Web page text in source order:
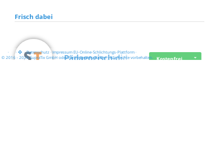
Frisch dabei
Pädagogisch-did… Kostenfrei
· · ·Datenschutz·Impressum EU-Online-Schlichtungs-Plattform·
© 2016 - 2026 SupraTix GmbH oder Partnergesellschaften - Alle Rechte vorbehalten.